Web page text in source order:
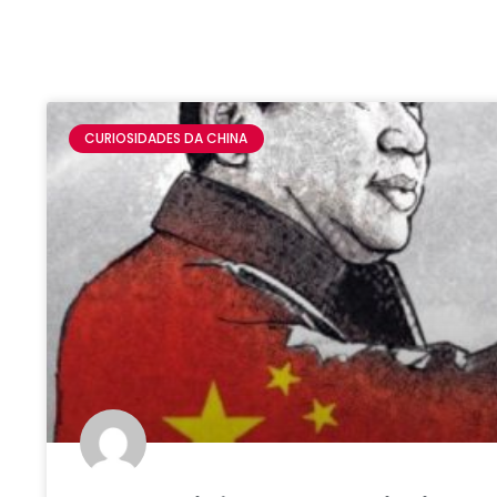
CURIOSIDADES DA CHINA